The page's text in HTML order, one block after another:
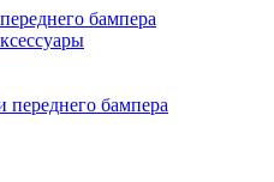
бампера
переднего бампера